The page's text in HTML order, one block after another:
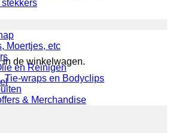
in de winkelwagen.
Moertjes, etc
en Reinigen
Tie-wraps en Bodyclips
& Merchandise